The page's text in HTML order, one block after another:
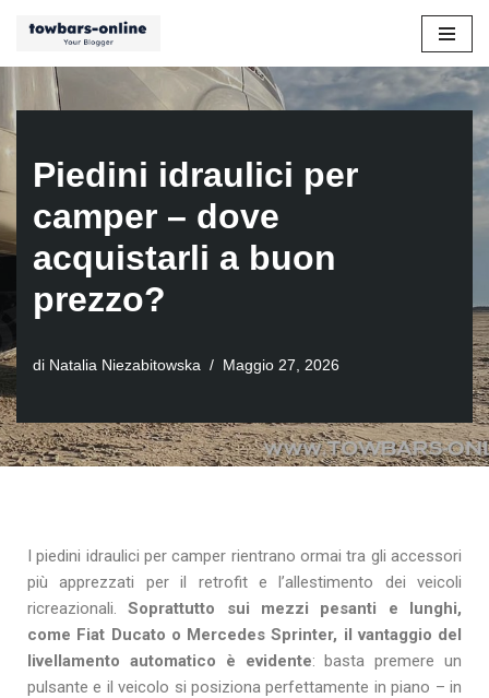
contenuto
Piedini idraulici per
camper – dove
acquistarli a buon
prezzo?
di Natalia Niezabitowska Maggio 27, 2026
I piedini idraulici per camper rientrano ormai tra gli accessori
più apprezzati per il retrofit e l’allestimento dei veicoli
ricreazionali.Soprattutto sui mezzi pesanti e lunghi,
come Fiat Ducato o Mercedes Sprinter, il vantaggio del
livellamento automatico è evidente: basta premere un
pulsante e il veicolo si posiziona perfettamente in piano – in